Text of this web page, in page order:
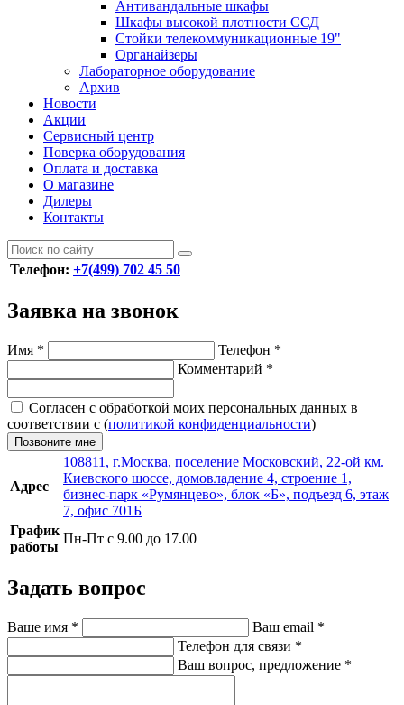
Антивандальные шкафы
Шкафы высокой плотности ССД
Стойки телекоммуникационные 19"
Органайзеры
Лабораторное оборудование
Архив
Новости
Акции
Сервисный центр
Поверка оборудования
Оплата и доставка
О магазине
Дилеры
Контакты
Телефон: +7(499) 702 45 50
Заявка на звонок
Имя * Телефон *
Комментарий *
Согласен с обработкой моих персональных данных в
соответствии с (политикой конфиденциальности)
Позвоните мне
Адрес
108811, г.Москва, поселение Московский, 22-ой км.
Киевского шоссе, домовладение 4, строение 1,
бизнес-парк «Румянцево», блок «Б», подъезд 6, этаж
7, офис 701Б
График
работы
Пн-Пт с 9.00 до 17.00
Задать вопрос
Ваше имя * Ваш email *
Телефон для связи *
Ваш вопрос, предложение *